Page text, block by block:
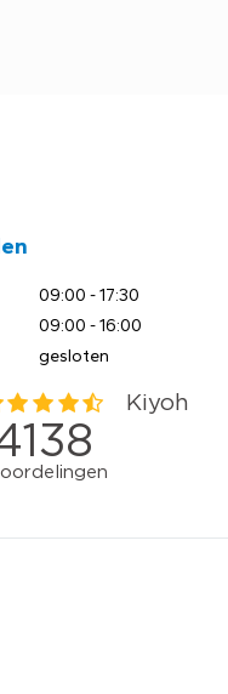
09:00 - 17:30
09:00 - 16:00
gesloten